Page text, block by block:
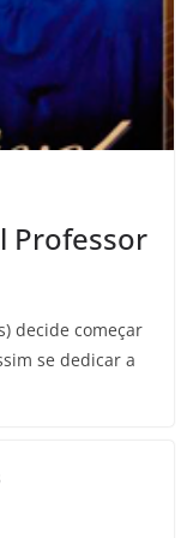
Professor
decide começar
se dedicar a